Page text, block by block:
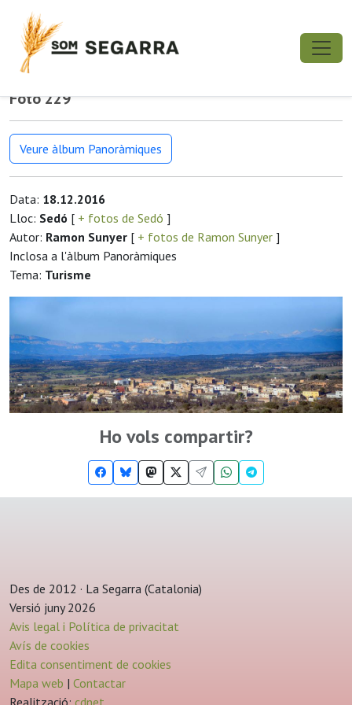
Foto 229
Veure àlbum Panoràmiques
Data: 18.12.2016
Lloc: Sedó [ + fotos de Sedó ]
Autor: Ramon Sunyer [ + fotos de Ramon Sunyer ]
Inclosa a l'àlbum Panoràmiques
Tema: Turisme
Ho vols compartir?
Des de 2012 · La Segarra (Catalonia)
Versió juny 2026
Avis legal i Política de privacitat
Avís de cookies
Edita consentiment de cookies
Mapa web | Contactar